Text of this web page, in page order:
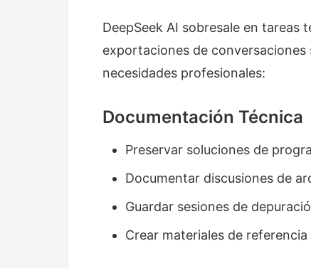
DeepSeek AI sobresale en tareas
exportaciones de
necesidades profesionales:
Documentación Técnica
Preservar soluciones de
Documentar discusiones de
Guardar sesiones de
Crear materiales de